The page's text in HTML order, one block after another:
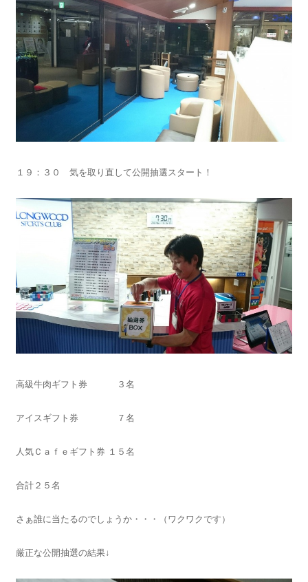
１９：３０ 気を取り直して公開抽選スタート！
高級牛肉ギフト券 ３名
アイスギフト券 ７名
人気Ｃａｆｅギフト券 １５名
合計２５名
さぁ誰に当たるのでしょうか・・・（ワクワクです）
厳正な公開抽選の結果↓